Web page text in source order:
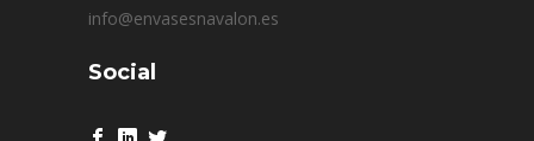
info@envasesnavalon.es
Social